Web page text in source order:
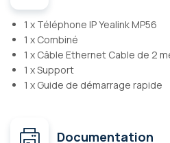
1 x Téléphone IP Yealink MP56
1 x Combiné
1 x Câble Ethernet Cable de 2
1 x Support
1 x Guide de démarrage rapide
Documentation